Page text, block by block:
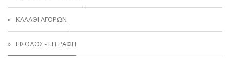
ΚΑΛΑΘΙ ΑΓΟΡΩΝ
ΕΙΣΟΔΟΣ - ΕΓΓΡΑΦΗ